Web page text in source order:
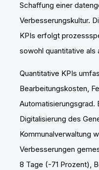
Schaffung einer
Verbesserungskultur.
KPIs erfolgt
sowohl quantitative als
Quantitative KPIs
Bearbeitungskosten,
Automatisierungsgrad.
Digitalisierung des
Kommunalverwaltung
Verbesserungen
8 Tage (-71 Prozent),